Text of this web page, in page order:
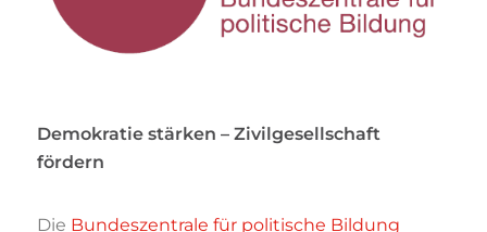
Demokratie stärken – Zivilgesellschaft
fördern
Die Bundeszentrale für politische Bildung